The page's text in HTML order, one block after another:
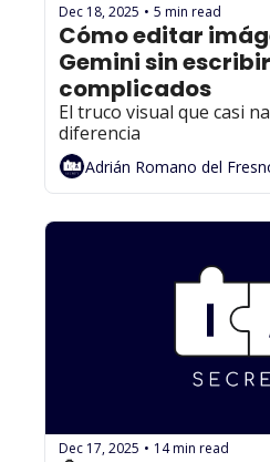
Dec 18, 2025 • 5 min read
Cómo editar
Gemini sin
complicados
El truco visual que casi
diferencia
Adrián Romano del
Dec 17, 2025 • 14 min read